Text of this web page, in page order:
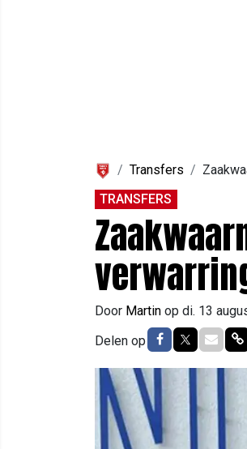
Transfers
TRANSFERS
Door Martin op di. 13
Delen op Delen opDelen op